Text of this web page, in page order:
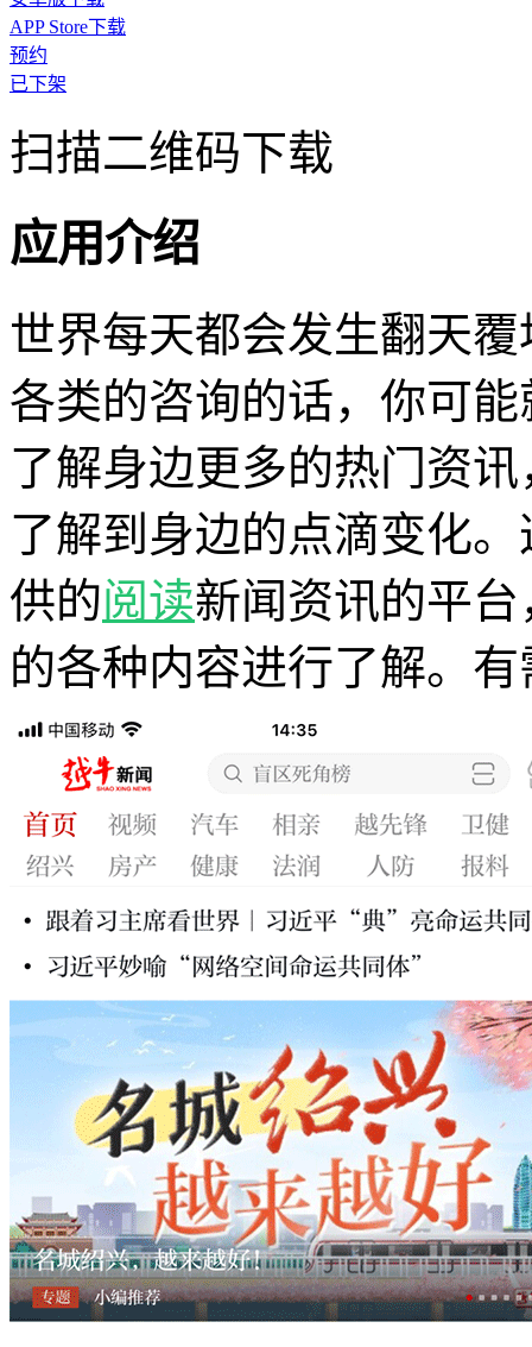
APP Store下载
预约
已下架
扫描二维码下载
应用介绍
世界每天都会发生翻天
各类的咨询的话，你可
了解身边更多的热门资
了解到身边的点滴变化
供的阅读新闻资讯的平
的各种内容进行了解。